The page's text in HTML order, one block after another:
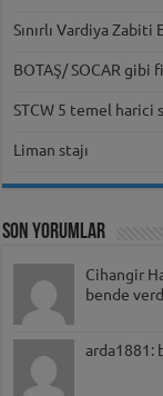
Sınırlı Vardiya
BOTAŞ/ SOCAR gibi
STCW 5 temel harici
Liman stajı
Son Yorumlar
Cihangir
bende
arda1881: